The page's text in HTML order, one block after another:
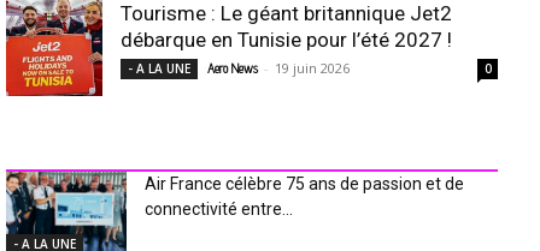
Tourisme : Le géant britannique Jet2
débarque en Tunisie pour l’été 2027 !
- A LA UNE Aero News - 19 juin 2026 0
- A LA UNE
Air France célèbre 75 ans de passion et de
connectivité entre...